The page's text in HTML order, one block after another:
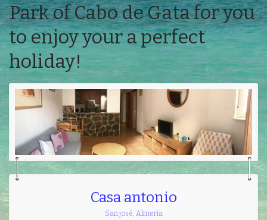
Park of Cabo de Gata for you
to enjoy your a perfect
holiday!
Casa antonio
San josé, Almería